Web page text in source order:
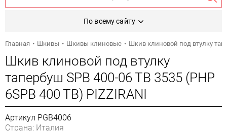
По всему сайту
Главная Шкивы Шкивы клиновые Шкив клиновой под втулку
Шкив клиновой под втулку
тапербуш SPB 400-06 TB 3535 (PHP
6SPB 400 TB) PIZZIRANI
Артикул PGB4006
Страна: Италия